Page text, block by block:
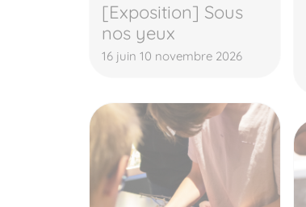
[Exposition] Sous
nos yeux
16 juin 10 novembre 2026